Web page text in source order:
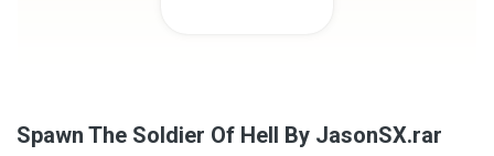
Spawn The Soldier Of Hell By JasonSX.rar